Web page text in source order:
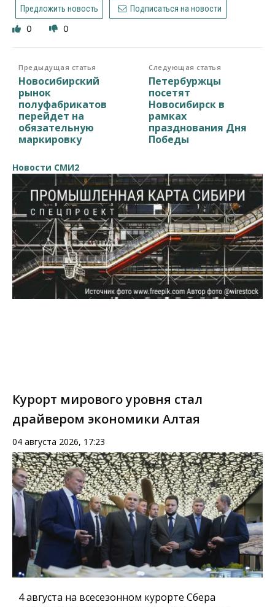
Предложить новость Подписаться на новости
0 0
Предыдущая статья
Новосибирский
рынок
полуфабрикатов
перейдет на
обязательную
маркировку
Следующая статья
Петербуржцы
посетят
Новосибирск в
рамках
празднования Дня
Победы
Новости СМИ2
Курорт мирового уровня стал
драйвером экономики Алтая
04 августа 2026, 17:23
4 августа на всесезонном курорте Сбера